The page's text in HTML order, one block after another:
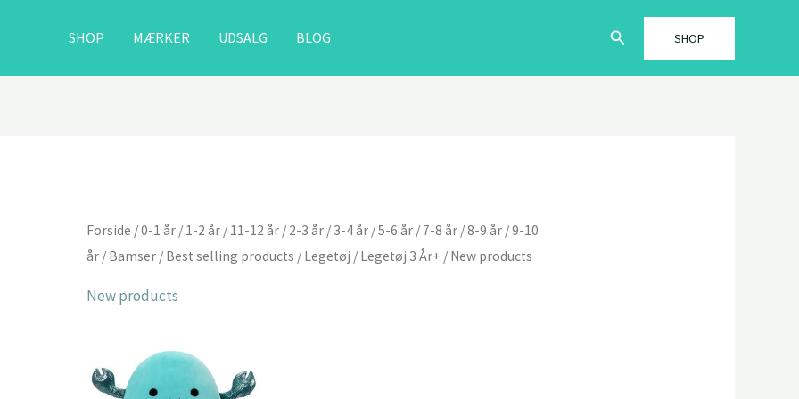
SHOP MÆRKER UDSALG BLOG Søg SHOP
Forside /0-1 år / 1-2 år / 11-12 år / 2-3 år / 3-4 år /5-6 år / 7-8 år /8-9 år /9-10
år / Bamser / Best selling products / Legetøj / Legetøj 3 År+ / New products
New products